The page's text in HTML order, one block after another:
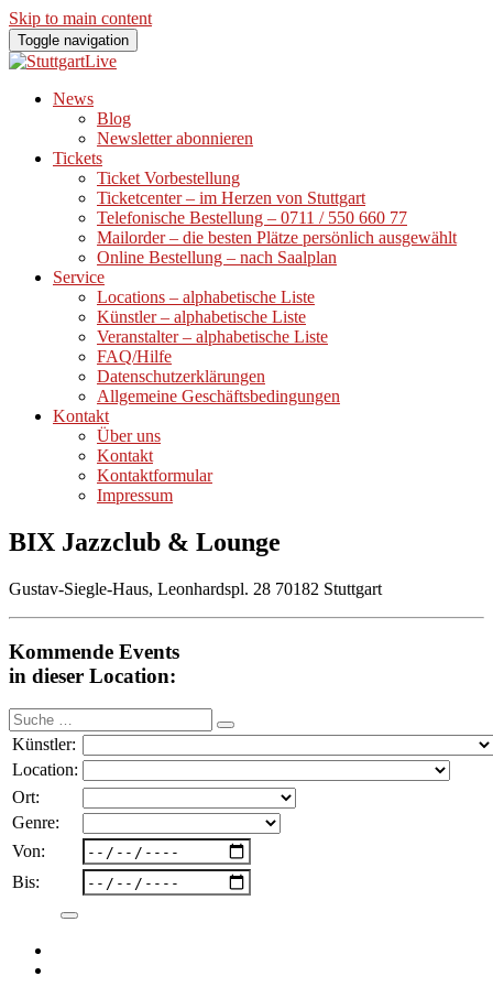
Skip to main content
Toggle navigation
News
Blog
Newsletter abonnieren
Tickets
Ticket Vorbestellung
Ticketcenter – im Herzen von Stuttgart
Telefonische Bestellung – 0711 / 550 660 77
Mailorder – die besten Plätze persönlich ausgewählt
Online Bestellung – nach Saalplan
Service
Locations – alphabetische Liste
Künstler – alphabetische Liste
Veranstalter – alphabetische Liste
FAQ/Hilfe
Datenschutzerklärungen
Allgemeine Geschäftsbedingungen
Kontakt
Über uns
Kontakt
Kontaktformular
Impressum
BIX Jazzclub & Lounge
Gustav-Siegle-Haus, Leonhardspl. 28 70182 Stuttgart
Kommende Events
in dieser Location:
Suche
nach:
Künstler:
Location:
Ort:
Genre:
Von:
Bis: